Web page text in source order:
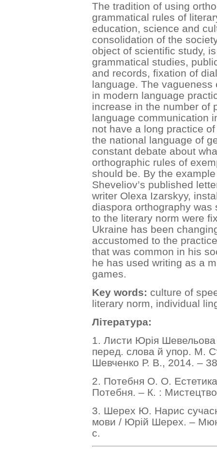
The tradition of using
grammatical rules of
education, science and
consolidation of the
object of scientific study,
grammatical studies,
and records, fixation of
language. The vagueness
in modern language
increase in the number of
language communication
not have a long practice
the national language of
constant debate about
orthographic rules of
should be. By the
Shevelіov’s published
writer Olexa Izarskуy,
diaspora orthography was
to the literary norm were
Ukraine has been
accustomed to the
that was common in his
he has used writing as a
games.
Key words: culture of
literary norm, individual
Література:
1. Листи Юрія Шевельова
перед. слова й упор. М.
Шевченко Р. В., 2014. –
2. Потебня О. О.
Потебня. – К. :
3. Шерех Ю. Нарис
мови / Юрій Шерех. –
с.